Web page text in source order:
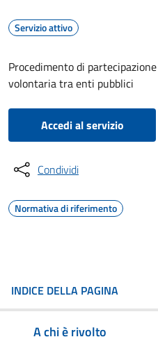
Servizio attivo
Procedimento di
volontaria tra enti pubblici
Accedi al servizio
Condividi
Normativa di riferimento
INDICE DELLA PAGINA
A chi è rivolto